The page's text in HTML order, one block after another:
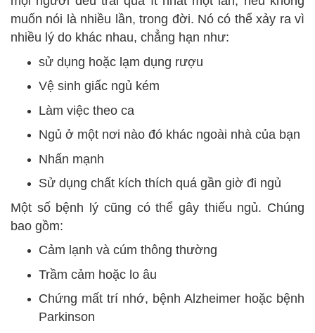
muốn nói là nhiều lần, trong đời. Nó có thể xảy ra vì
nhiều lý do khác nhau, chẳng hạn như:
sử dụng hoặc lạm dụng rượu
Vệ sinh giấc ngủ kém
Làm việc theo ca
Ngủ ở một nơi nào đó khác ngoài nhà của bạn
Nhấn mạnh
Sử dụng chất kích thích quá gần giờ đi ngủ
Một số bệnh lý cũng có thể gây thiếu ngủ. Chúng
bao gồm:
Cảm lạnh và cúm thông thường
Trầm cảm hoặc lo âu
Chứng mất trí nhớ, bệnh Alzheimer hoặc bệnh
Parkinson